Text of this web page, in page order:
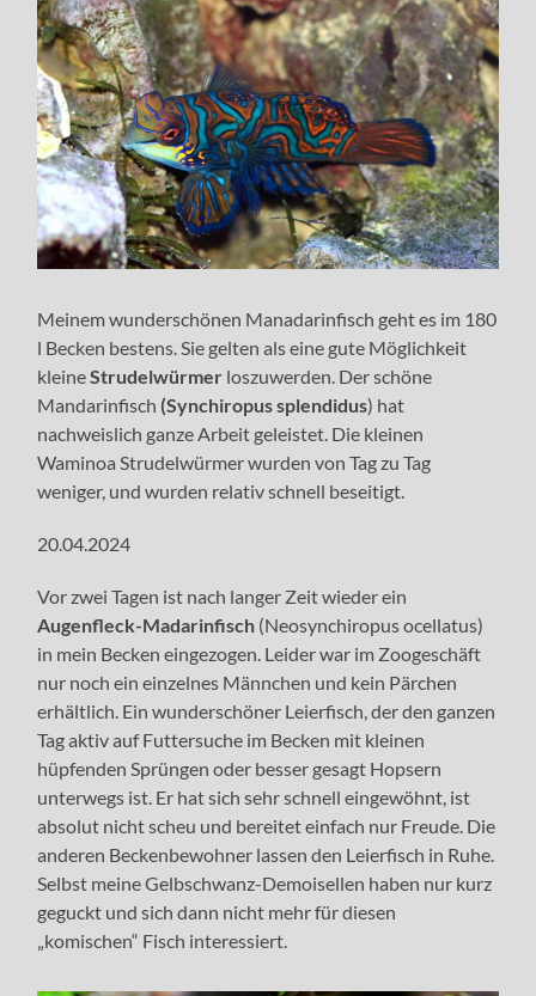
Meinem wunderschönen Manadarinfisch geht es im 180
l Becken bestens. Sie gelten als eine gute Möglichkeit
kleineStrudelwürmer loszuwerden. Der schöne
Mandarinfisch (Synchiropus splendidus) hat
nachweislich ganze Arbeit geleistet. Die kleinen
Waminoa Strudelwürmer wurden von Tag zu Tag
weniger, und wurden relativ schnell beseitigt.
20.04.2024
Vor zwei Tagen ist nach langer Zeit wieder ein
Augenfleck-Madarinfisch (Neosynchiropus ocellatus)
in mein Becken eingezogen. Leider war im Zoogeschäft
nur noch ein einzelnes Männchen und kein Pärchen
erhältlich. Ein wunderschöner Leierfisch, der den ganzen
Tag aktiv auf Futtersuche im Becken mit kleinen
hüpfenden Sprüngen oder besser gesagt Hopsern
unterwegs ist. Er hat sich sehr schnell eingewöhnt, ist
absolut nicht scheu und bereitet einfach nur Freude. Die
anderen Beckenbewohner lassen den Leierfisch in Ruhe.
Selbst meine Gelbschwanz-Demoisellen haben nur kurz
geguckt und sich dann nicht mehr für diesen
„komischen“ Fisch interessiert.